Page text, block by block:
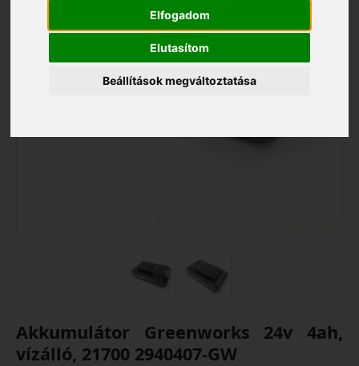
Elfogadom
Elutasítom
Beállítások megváltoztatása
Akkumulátor Greenworks 24v 4ah,
vízálló, 21700 2940407-GW